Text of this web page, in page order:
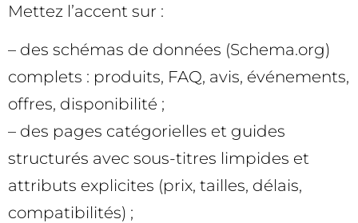
Mettez l’accent sur :
– des schémas de données (Schema.org)
complets : produits, FAQ, avis, événements,
offres, disponibilité ;
– des pages catégorielles et guides
structurés avec sous-titres limpides et
attributs explicites (prix, tailles, délais,
compatibilités) ;